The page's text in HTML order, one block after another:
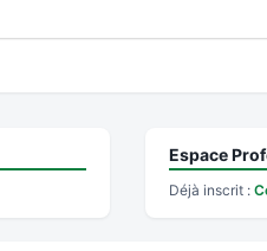
Espace
Déjà inscrit :